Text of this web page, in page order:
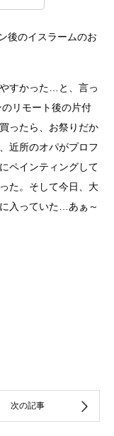
後のイスラームのお
すかった…と、言っ
リモート後の片付
ったら、お祭りだか
近所のオパがプロフ
ペインティングして
た。そして今日、大
入っていた…あぁ～